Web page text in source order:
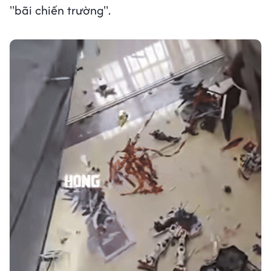
"bãi chiến trường".